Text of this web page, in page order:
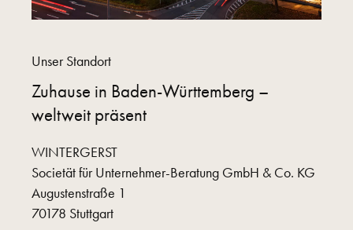
Unser Standort
Zuhause in Baden-Württemberg –
weltweit präsent
WINTERGERST
Societät für Unternehmer-Beratung GmbH & Co. KG
Augustenstraße 1
70178 Stuttgart